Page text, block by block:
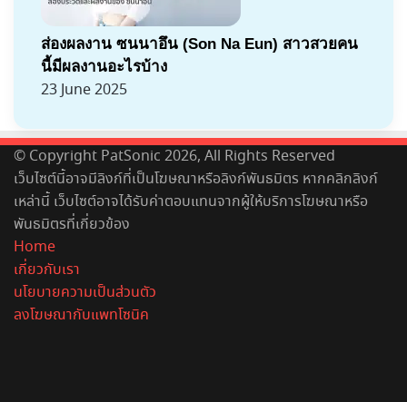
ส่องผลงาน ซนนาอึน (Son Na Eun) สาวสวยคน
นี้มีผลงานอะไรบ้าง
23 June 2025
© Copyright PatSonic 2026, All Rights Reserved
เว็บไซต์นี้อาจมีลิงก์ที่เป็นโฆษณาหรือลิงก์พันธมิตร หากคลิกลิงก์
เหล่านี้ เว็บไซต์อาจได้รับค่าตอบแทนจากผู้ให้บริการโฆษณาหรือ
พันธมิตรที่เกี่ยวข้อง
Home
เกี่ยวกับเรา
นโยบายความเป็นส่วนตัว
ลงโฆษณากับแพทโซนิค